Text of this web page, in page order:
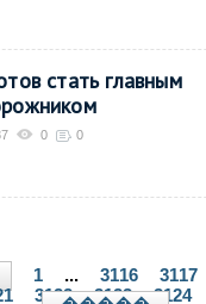
стать главным
0 0
1 ... 3116 3117
3122 3123 3124